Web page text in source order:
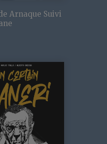
Arnaque Suivi